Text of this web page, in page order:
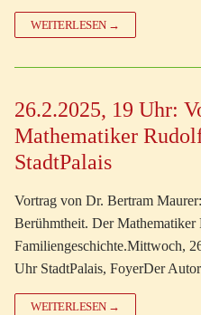
WEITERLESEN →
26.2.2025, 19 Uhr:
Mathematiker
StadtPalais
Vortrag von Dr. Bertram
Berühmtheit. Der
Familiengeschichte.Mittwoch,
Uhr StadtPalais, FoyerDer
WEITERLESEN →